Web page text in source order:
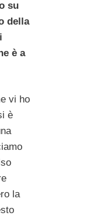
su
della
è a
vi ho
è
la